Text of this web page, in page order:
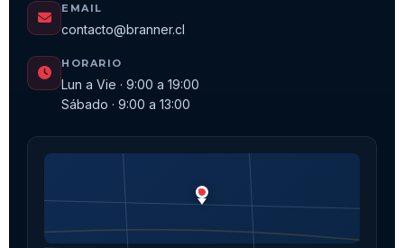
EMAIL
contacto@branner.cl
HORARIO
Lun a Vie · 9:00 a 19:00
Sábado · 9:00 a 13:00